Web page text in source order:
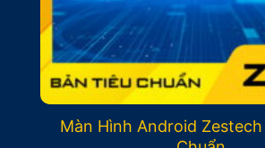
Màn Hình Android Zestech